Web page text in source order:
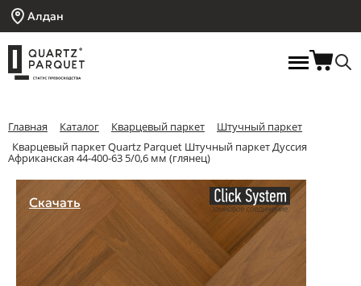
Алдан
Главная Каталог Кварцевый паркет
Штучный паркет
Кварцевый паркет Quartz Parquet Штучный паркет Дуссия
Африканская 44-400-63 5/0,6 мм (глянец)
Скачать